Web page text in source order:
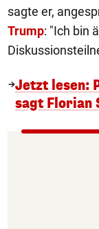
sagte er,
Trump: "Ich bin
Jetzt lesen:
sagt Florian